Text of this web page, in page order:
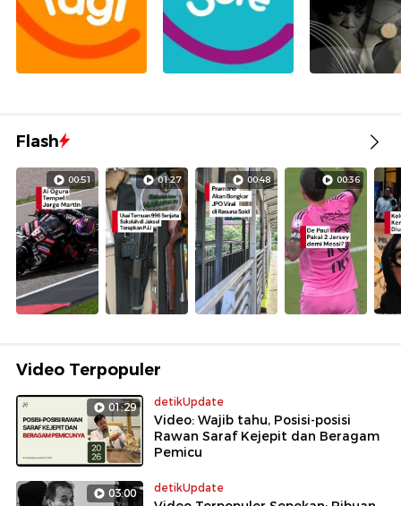
Flash
00:51 01:27 00:48 00:36
Video Terpopuler
01:29 detikUpdate
Video: Wajib tahu, Posisi-posisi
Rawan Saraf Kejepit dan Beragam
Pemicu
03:00 detikUpdate